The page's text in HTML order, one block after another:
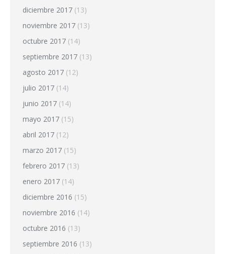
diciembre 2017 (13)
noviembre 2017 (13)
octubre 2017 (14)
septiembre 2017 (13)
agosto 2017 (12)
julio 2017 (14)
junio 2017 (14)
mayo 2017 (15)
abril 2017 (12)
marzo 2017 (15)
febrero 2017 (13)
enero 2017 (14)
diciembre 2016 (15)
noviembre 2016 (14)
octubre 2016 (13)
septiembre 2016 (13)